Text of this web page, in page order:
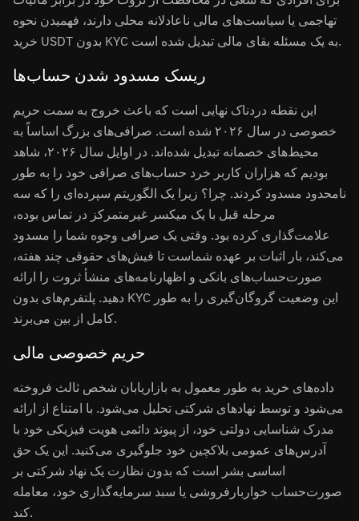
تهاجمی یا سیاست‌های مالی ناعادلانه محلی دارند، فهمیدن نحوه
خرید USDT بدون KYC به یک مسئله بقای مالی تبدیل شده است.
ریسک مسدود شدن حساب‌ها
این نقطه دردناک نهایی است که باعث خروج به سمت حریم
خصوصی در سال ۲۰۲۶ شده است. صرافی‌های بزرگ اساساً به
محیط‌های خصمانه تبدیل شده‌اند. در اوایل سال ۲۰۲۶، شاهد
بودیم که هزاران کاربر خرد حساب‌های صرافی خود را به طور
نامحدود مسدود کردند. چرا؟ زیرا یک الگوریتم سپرده‌ای را که سه
مرحله قبل با یک میکسر غیرمتمرکز در تماس بوده،
علامت‌گذاری کرده بود. وقتی یک صرافی وجوه شما را مسدود
می‌کند، بار اثبات بر عهده شماست تا فیش‌های حقوقی چند هفته،
صورت‌حساب‌های بانکی و اظهارنامه‌های منشأ ثروت را ارائه
دهید. پلتفرم‌های بدون KYC این وضعیت گروگان‌گیری را به طور
کامل از بین می‌برند.
حریم خصوصی مالی
داده‌های خرید به طور معمول به بازاریابان شخص ثالث فروخته
می‌شود و توسط نهادهای شرکتی تحلیل می‌شود. با امتناع از ارائه
مدرک شناسایی دولتی خود، از پیوند دائمی هویت فیزیکی خود با
آدرس‌های عمومی بلاکچین خود جلوگیری می‌کنید. این یک حق
اساسی بشر است که بدون نظارت یک نهاد شرکتی بر
صورت‌حساب خواربارفروشی یا سبد سرمایه‌گذاری خود، معامله
کند.